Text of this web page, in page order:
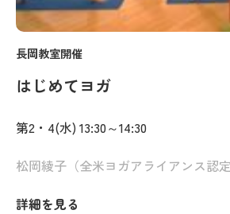
長岡教室開催
はじめてヨガ
第2・4(水) 13:30～14:30
詳細を見る